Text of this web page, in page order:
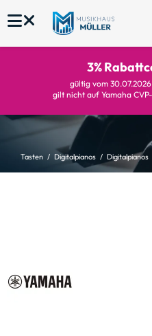
3%
gültig vom
gilt nicht auf Yamaha
Tasten Digitalpianos Digitalpianos